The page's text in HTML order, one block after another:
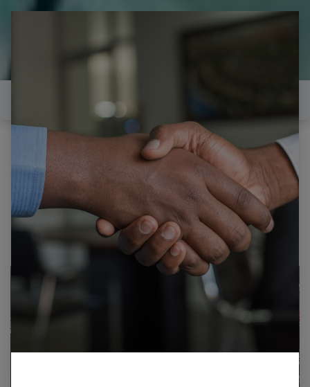
il est temps de
réparer...Electronique 66 est
heureux de vous aider
Tous les produits
LG 49LF540V CARTE T-COM 6870C-0532B